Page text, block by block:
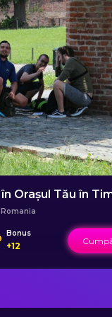
Romania
Bonus
+12